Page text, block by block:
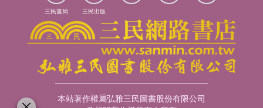
三民書局 三民出版
本站著作權屬弘雅三民圖書股份有限公司